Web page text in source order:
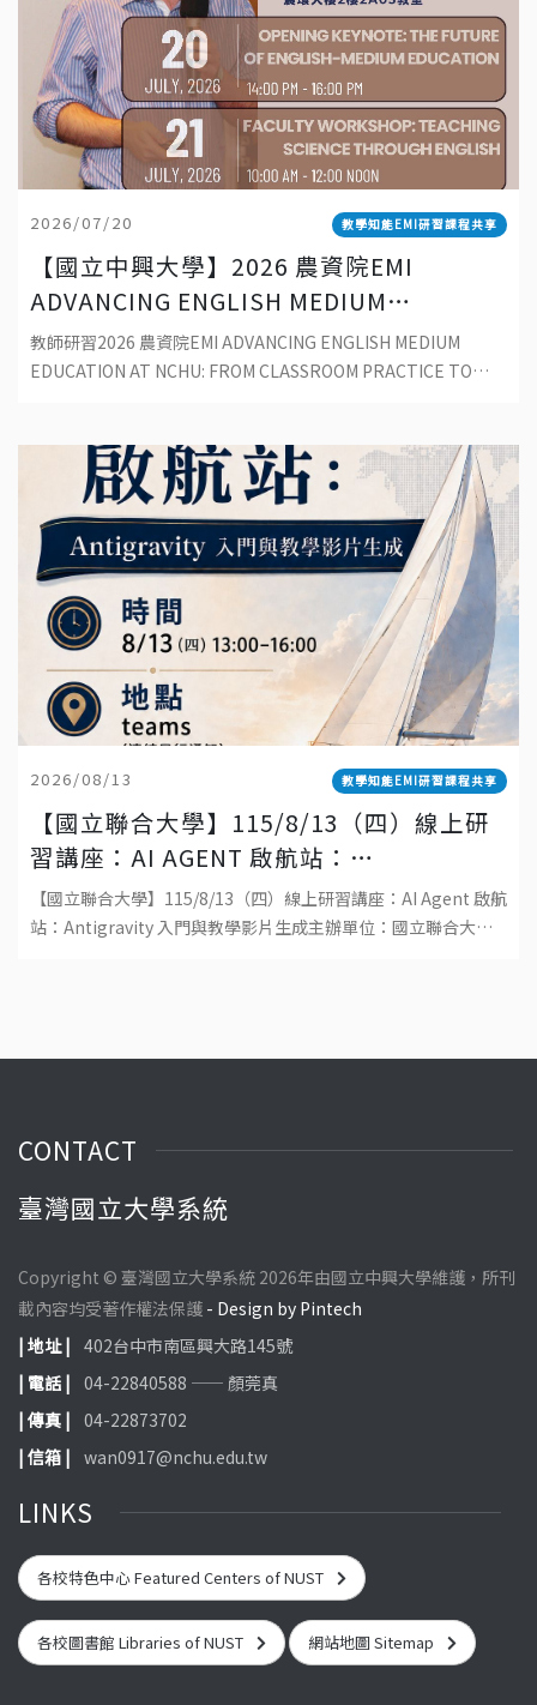
2026/07/20 教學知能EMI研習課程共享
【國立中興大學】2026 農資院EMI
ADVANCING ENGLISH MEDIUM
EDUCATION AT NCHU: FROM
CLASSROOM PRACTICE TO
教師研習2026 農資院EMI ADVANCING ENGLISH MEDIUM
EDUCATION AT NCHU: FROM CLASSROOM PRACTICE TO
2026/08/13 教學知能EMI研習課程共享
【國立聯合大學】115/8/13（四）線上研
習講座：AI AGENT 啟航站：
ANTIGRAVITY 入門與教學影片生成
【國立聯合大學】115/8/13（四）線上研習講座：AI Agent 啟航
站：Antigravity 入門與教學影片生成主辦單位：國立聯合大學
CONTACT
臺灣國立大學系統
Copyright © 臺灣國立大學系統 2026年由國立中興大學維護，所刊
載內容均受著作權法保護 - Design by Pintech
| 地址 | 402台中市南區興大路145號
| 電話 | 04-22840588 —— 顏莞真
| 傳真 | 04-22873702
| 信箱 | wan0917@nchu.edu.tw
LINKS
各校特色中心 Featured Centers of NUST
各校圖書館 Libraries of NUST 網站地圖 Sitemap